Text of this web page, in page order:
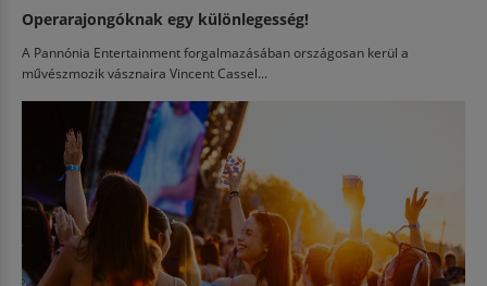
Operarajongóknak egy különlegesség!
A Pannónia Entertainment forgalmazásában országosan kerül a
művészmozik vásznaira Vincent Cassel...